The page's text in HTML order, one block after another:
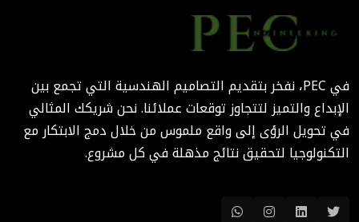
الهندسة الرقمية في المشاريع
August 02, 2025 12:46 PM
في PEC، نفخر بتقديم التصاميم الهندسية التي تجمع بين
الإبداع والتميز لتتجاوز توقعات عملائنا. نحن شريكك المثالي
في تحويل الرؤى إلى واقع ملموس من خلال دمج الابتكار مع
التكنولوجيا لتحقيق نتائج مذهلة في كل مشروع.